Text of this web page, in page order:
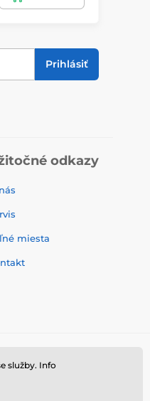
Prihlásiť
odkazy
miesta
služby. Info